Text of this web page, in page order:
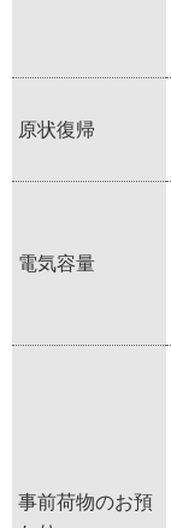
原状復帰
電気容量
事前荷物のお預